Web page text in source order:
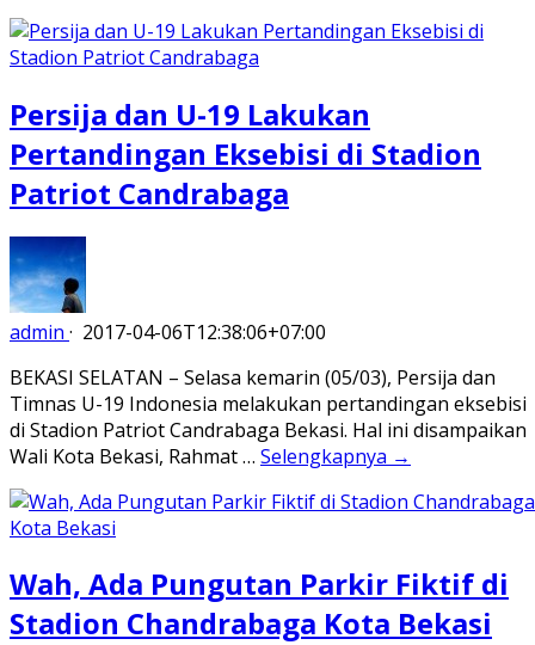
Persija dan U-19 Lakukan
Pertandingan Eksebisi di Stadion
Patriot Candrabaga
admin · 2017-04-06T12:38:06+07:00
BEKASI SELATAN – Selasa kemarin (05/03), Persija dan
Timnas U-19 Indonesia melakukan pertandingan eksebisi
di Stadion Patriot Candrabaga Bekasi. Hal ini disampaikan
Wali Kota Bekasi, Rahmat … Selengkapnya →
Wah, Ada Pungutan Parkir Fiktif di
Stadion Chandrabaga Kota Bekasi